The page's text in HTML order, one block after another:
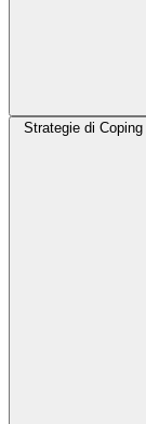
Strategie di